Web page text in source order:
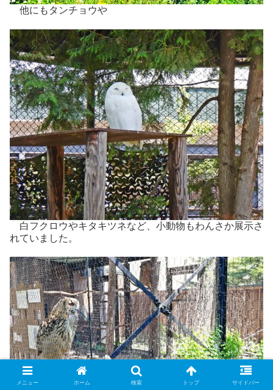
他にもタンチョウや
白フクロウやキタキツネなど、小動物もわんさか展示さ
れていました。
メニュー ホーム 検索 トップ サイドバー